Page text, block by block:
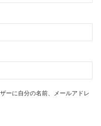
ーに自分の名前、メールアドレ